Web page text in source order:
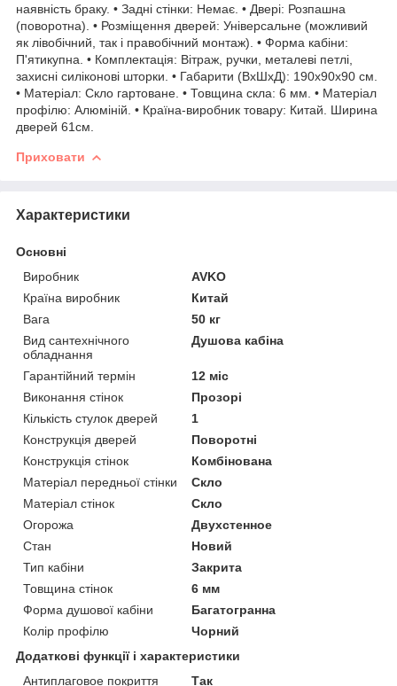
наявність браку. • Задні стінки: Немає. • Двері: Розпашна
(поворотна). • Розміщення дверей: Універсальне (можливий
як лівобічний, так і правобічний монтаж). • Форма кабіни:
П'ятикупна. • Комплектація: Вітраж, ручки, металеві петлі,
захисні силіконові шторки. • Габарити (ВхШхД): 190х90х90 см.
• Матеріал: Скло гартоване. • Товщина скла: 6 мм. • Матеріал
профілю: Алюміній. • Країна-виробник товару: Китай. Ширина
дверей 61см.
Приховати
Характеристики
Основні
Виробник
AVKO
Країна виробник
Китай
Вага
50 кг
Вид сантехнічного
обладнання
Душова кабіна
Гарантійний термін
12 міс
Виконання стінок
Прозорі
Кількість стулок дверей
1
Конструкція дверей
Поворотні
Конструкція стінок
Комбінована
Матеріал передньої стінки
Скло
Матеріал стінок
Скло
Огорожа
Двухстенное
Стан
Новий
Тип кабіни
Закрита
Товщина стінок
6 мм
Форма душової кабіни
Багатогранна
Колір профілю
Чорний
Додаткові функції і характеристики
Антиплаговое покриття
Так